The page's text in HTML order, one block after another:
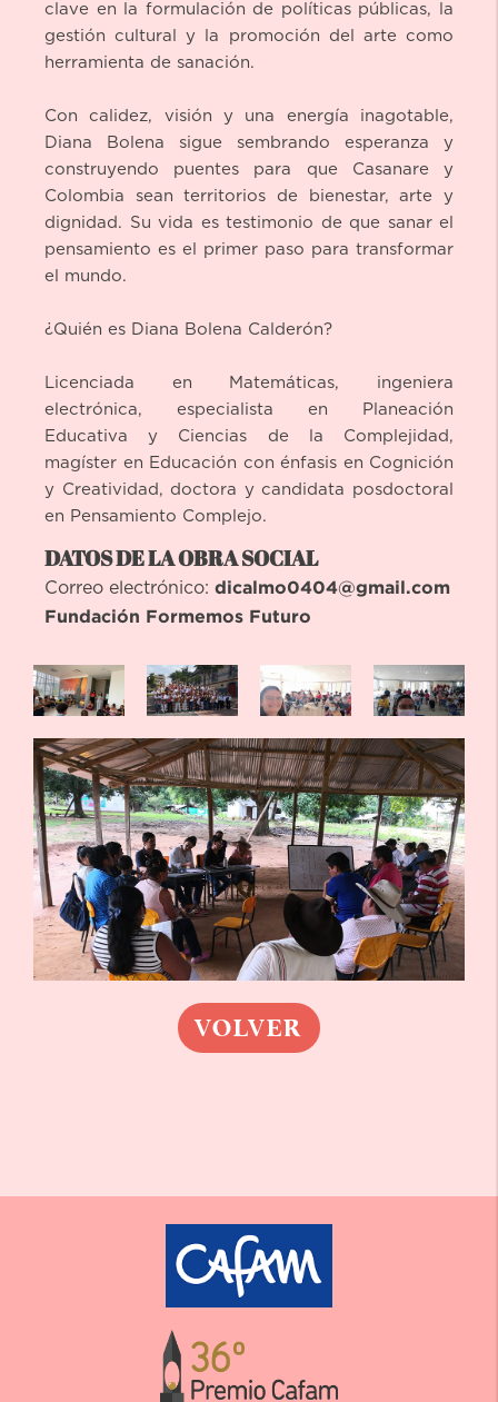
clave en la formulación de políticas públicas, la
gestión cultural y la promoción del arte como
herramienta de sanación.
Con calidez, visión y una energía inagotable,
Diana Bolena sigue sembrando esperanza y
construyendo puentes para que Casanare y
Colombia sean territorios de bienestar, arte y
dignidad. Su vida es testimonio de que sanar el
pensamiento es el primer paso para transformar
el mundo.
¿Quién es Diana Bolena Calderón?
Licenciada en Matemáticas, ingeniera
electrónica, especialista en Planeación
Educativa y Ciencias de la Complejidad,
magíster en Educación con énfasis en Cognición
y Creatividad, doctora y candidata posdoctoral
en Pensamiento Complejo.
DATOS DE LA OBRA SOCIAL
Correo electrónico: dicalmo0404@gmail.com
Fundación Formemos Futuro
VOLVER